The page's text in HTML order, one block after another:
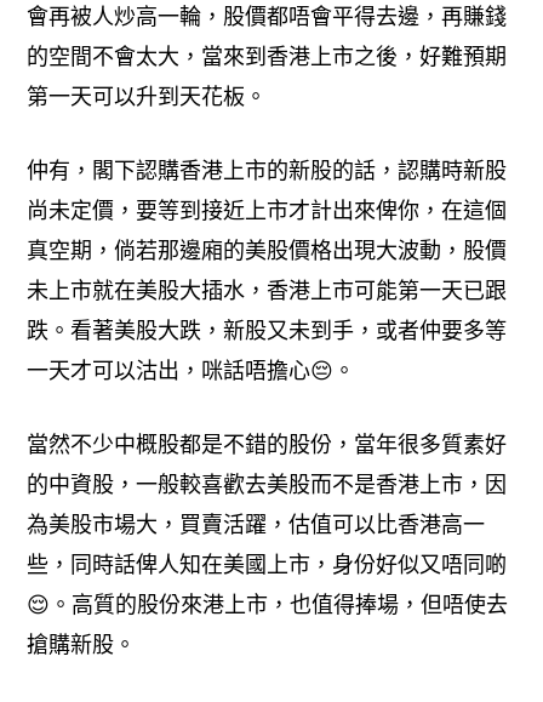
會再被人炒高一輪，股價都唔會平得去邊，再賺錢
的空間不會太大，當來到香港上市之後，好難預期
第一天可以升到天花板。
仲有，閣下認購香港上市的新股的話，認購時新股
尚未定價，要等到接近上市才計出來俾你，在這個
真空期，倘若那邊廂的美股價格出現大波動，股價
未上市就在美股大插水，香港上市可能第一天已跟
跌。看著美股大跌，新股又未到手，或者仲要多等
一天才可以沽出，咪話唔擔心😔。
當然不少中概股都是不錯的股份，當年很多質素好
的中資股，一般較喜歡去美股而不是香港上市，因
為美股市場大，買賣活躍，估值可以比香港高一
些，同時話俾人知在美國上市，身份好似又唔同啲
😌。高質的股份來港上市，也值得捧場，但唔使去
搶購新股。